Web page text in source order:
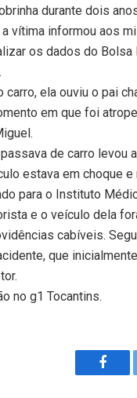
durante dois
vítima informou aos
os dados do
carro, ela ouviu o pai
em que foi
de carro levou
estava em choque e
para o Instituto
e o veículo dela
cabíveis.
que
no g1 Tocantins.